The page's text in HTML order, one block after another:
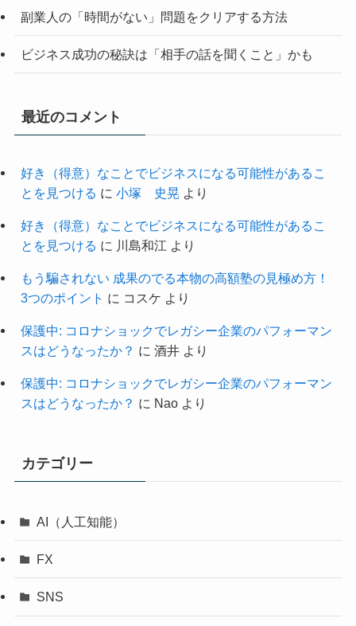
副業人の「時間がない」問題をクリアする方法
ビジネス成功の秘訣は「相手の話を聞くこと」かも
最近のコメント
好き（得意）なことでビジネスになる可能性があるこ
とを見つける に 小塚 史晃 より
好き（得意）なことでビジネスになる可能性があるこ
とを見つける に 川島和江 より
もう騙されない 成果のでる本物の高額塾の見極め方！
3つのポイント に コスケ より
保護中: コロナショックでレガシー企業のパフォーマン
スはどうなったか？ に 酒井より
保護中: コロナショックでレガシー企業のパフォーマン
スはどうなったか？ に Naoより
カテゴリー
AI（人工知能）
FX
SNS